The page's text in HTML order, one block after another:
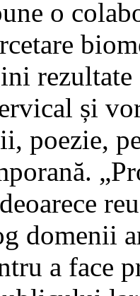
o
și
poezie,
domenii
a face